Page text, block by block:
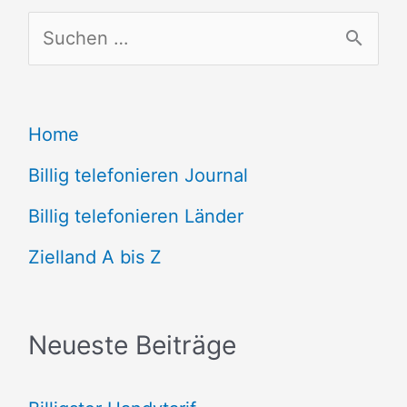
u
h
e
n
n
h
Home
Billig telefonieren Journal
Billig telefonieren Länder
Zielland A bis Z
Neueste Beiträge